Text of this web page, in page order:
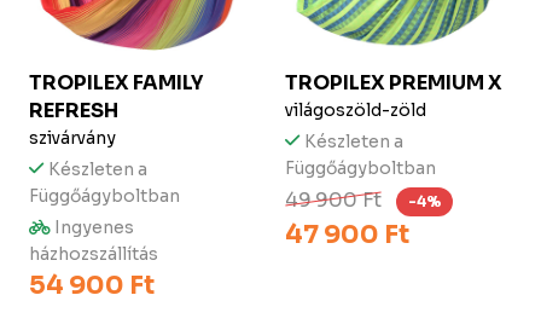
TROPILEXFAMILY
REFRESH
szivárvány
Készleten a
Függőágyboltban
Ingyenes
házhozszállítás
54 900 Ft
TROPILEXPREMIUM X
világoszöld-zöld
Készleten a
Függőágyboltban
49 900 Ft -4%
47 900 Ft